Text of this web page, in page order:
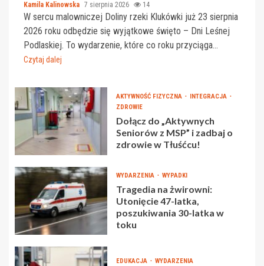
Kamila Kalinowska 7 sierpnia 2026 14
W sercu malowniczej Doliny rzeki Klukówki już 23 sierpnia
2026 roku odbędzie się wyjątkowe święto – Dni Leśnej
Podlaskiej. To wydarzenie, które co roku przyciąga...
Czytaj dalej
AKTYWNOŚĆ FIZYCZNA
INTEGRACJA
ZDROWIE
Dołącz do „Aktywnych
Seniorów z MSP” i zadbaj o
zdrowie w Tłuśćcu!
WYDARZENIA WYPADKI
Tragedia na żwirowni:
Utonięcie 47-latka,
poszukiwania 30-latka w
toku
EDUKACJA WYDARZENIA